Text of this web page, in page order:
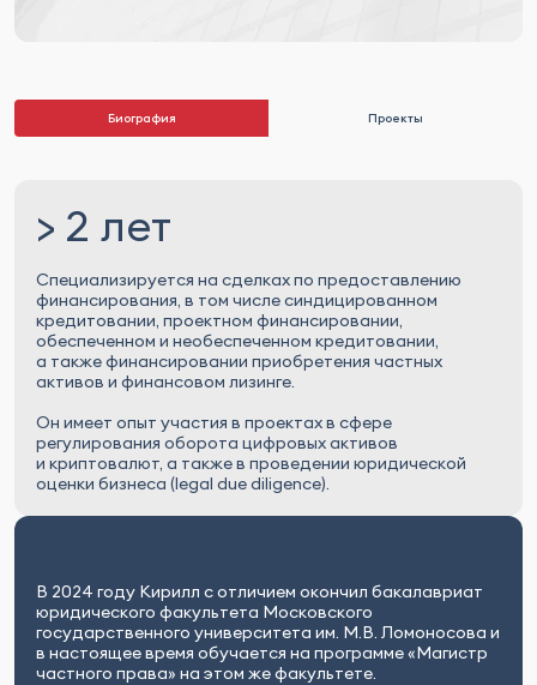
Биография Проекты
> 2 лет
Специализируется на сделках по предоставлению
финансирования, в том числе синдицированном
кредитовании, проектном финансировании,
обеспеченном и необеспеченном кредитовании,
а также финансировании приобретения частных
активов и финансовом лизинге.
Он имеет опыт участия в проектах в сфере
регулирования оборота цифровых активов
и криптовалют, а также в проведении юридической
оценки бизнеса (legal due diligence).
В 2024 году Кирилл с отличием окончил бакалавриат
юридического факультета Московского
государственного университета им. М.В. Ломоносова и
в настоящее время обучается на программе «Магистр
частного права» на этом же факультете.